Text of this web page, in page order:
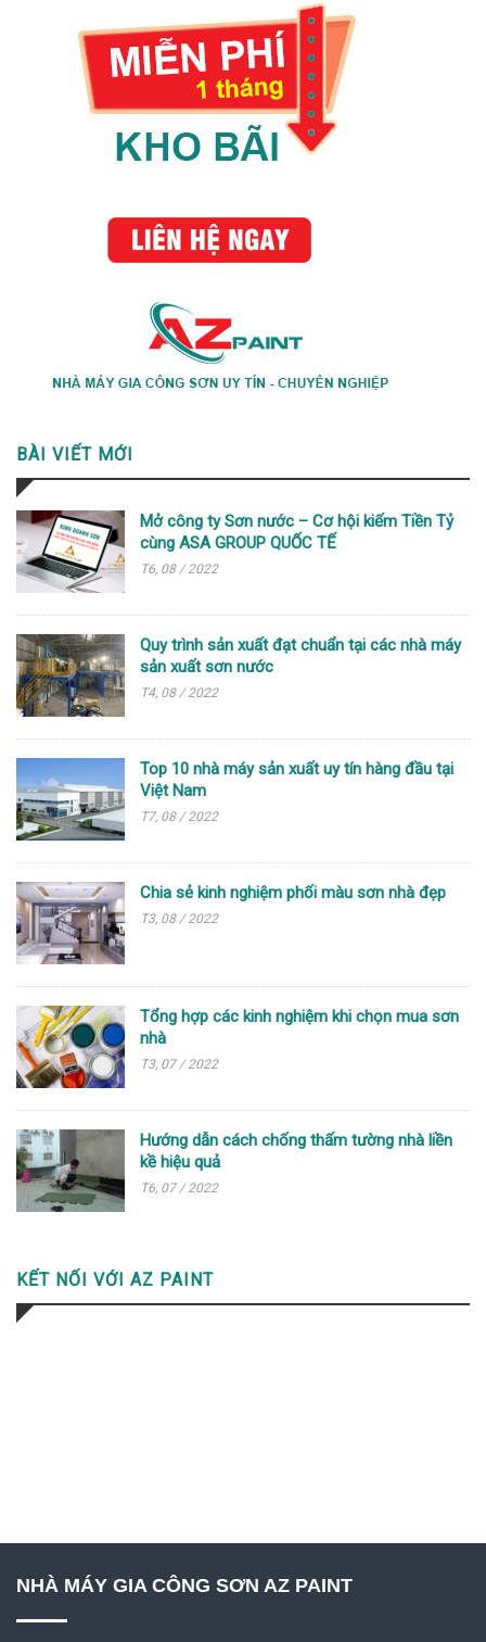
BÀI VIẾT MỚI
Mở công ty Sơn nước – Cơ hội kiếm Tiền Tỷ
cùng ASA GROUP QUỐC TẾ
T6, 08 / 2022
Quy trình sản xuất đạt chuẩn tại các nhà máy
sản xuất sơn nước
T4, 08 / 2022
Top 10 nhà máy sản xuất uy tín hàng đầu tại
Việt Nam
T7, 08 / 2022
Chia sẻ kinh nghiệm phối màu sơn nhà đẹp
T3, 08 / 2022
Tổng hợp các kinh nghiệm khi chọn mua sơn
nhà
T3, 07 / 2022
Hướng dẫn cách chống thấm tường nhà liền
kề hiệu quả
T6, 07 / 2022
KẾT NỐI VỚI AZ PAINT
NHÀ MÁY GIA CÔNG SƠN AZ PAINT